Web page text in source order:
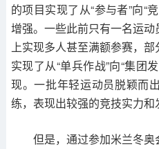
的项目实现了从“参与者”向“
增强。一些此前只有一名运
上实现多人甚至满额参赛，部
实现了从“单兵作战”向“集团
现。一批年轻运动员脱颖而
练，表现出较强的竞技实力和
但是，通过参加米兰冬